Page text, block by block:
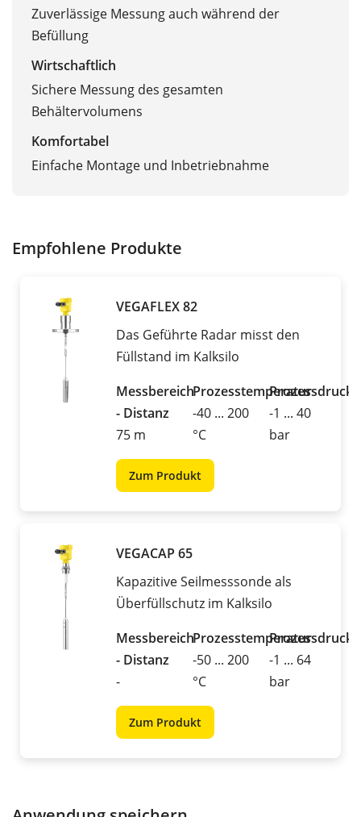
Zuverlässige Messung auch während der
Befüllung
Wirtschaftlich
Sichere Messung des gesamten
Behältervolumens
Komfortabel
Einfache Montage und Inbetriebnahme
Empfohlene Produkte
VEGAFLEX 82
Das Geführte Radar misst den
Füllstand im Kalksilo
Messbereich
- Distanz
75 m
Prozesstemperatur
-40 ... 200
°C
Prozessdruck
-1 ... 40
bar
Zum Produkt
VEGACAP 65
Kapazitive Seilmesssonde als
Überfüllschutz im Kalksilo
Messbereich
- Distanz
-
Prozesstemperatur
-50 ... 200
°C
Prozessdruck
-1 ... 64
bar
Zum Produkt